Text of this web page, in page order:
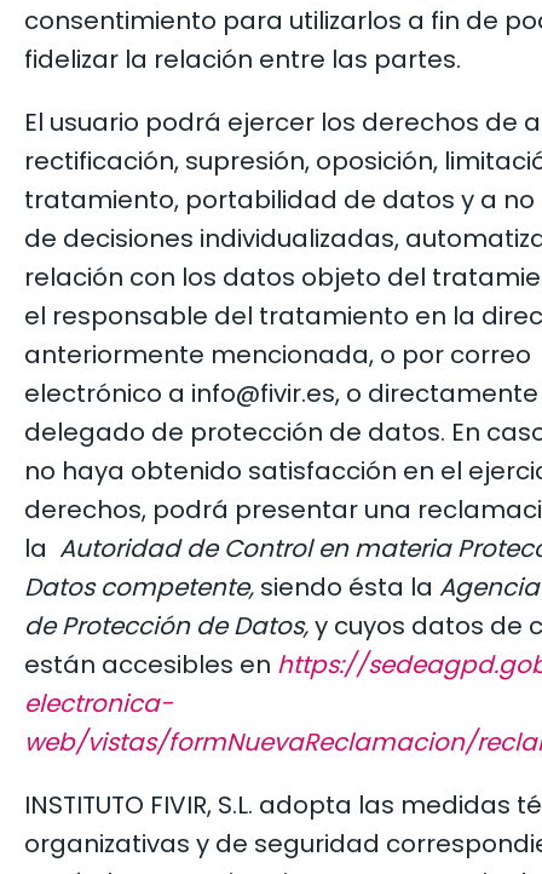
consentimiento para utilizarlos a fin de
fidelizar la relación entre las partes.
El usuario podrá ejercer los derechos de
rectificación, supresión, oposición,
tratamiento, portabilidad de datos y a no
de decisiones individualizadas,
relación con los datos objeto del
el responsable del tratamiento en la
anteriormente mencionada, o por correo
electrónico a info@fivir.es, o
delegado de protección de datos. En
no haya obtenido satisfacción en el
derechos, podrá presentar una
la Autoridad de Control en materia
Datos competente, siendo ésta la
de Protección de Datos,y cuyos datos de
están accesibles en https://
electronica-
web/vistas/formNuevaReclamacion/
INSTITUTO FIVIR, S.L. adopta las medidas
organizativas y de seguridad